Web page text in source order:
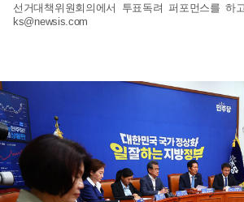
선거대책위원회의에서 투표독려 퍼포먼스를 하
ks@newsis.com